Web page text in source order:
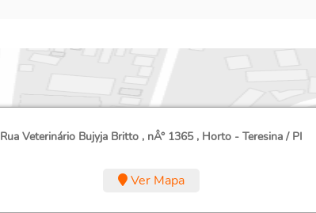
Rua Veterinário Bujyja Britto , nÂ° 1365 , Horto - Teresina / PI
Ver Mapa